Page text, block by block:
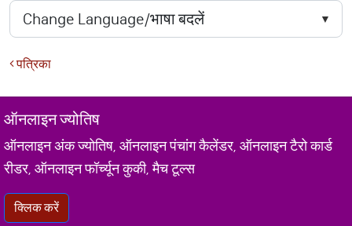
पत्रिका
ऑनलाइन ज्योतिष
ऑनलाइन अंक ज्योतिष, ऑनलाइन पंचांग कैलेंडर, ऑनलाइन टैरो कार्ड
रीडर, ऑनलाइन फॉर्च्यून कुकी, मैच टूल्स
क्लिक करें